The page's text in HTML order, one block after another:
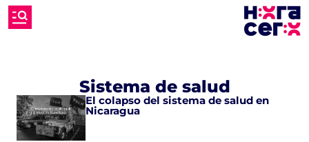
Sistema de salud
El colapso del sistema de salud en
Nicaragua